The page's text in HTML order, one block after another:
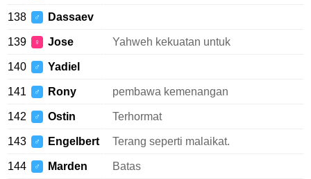
138 ♂ Dassaev
139 ♀ Jose Yahweh kekuatan untuk
140 ♂ Yadiel
141 ♂ Rony pembawa kemenangan
142 ♂ Ostin Terhormat
143 ♂ Engelbert Terang seperti malaikat.
144 ♂ Marden Batas